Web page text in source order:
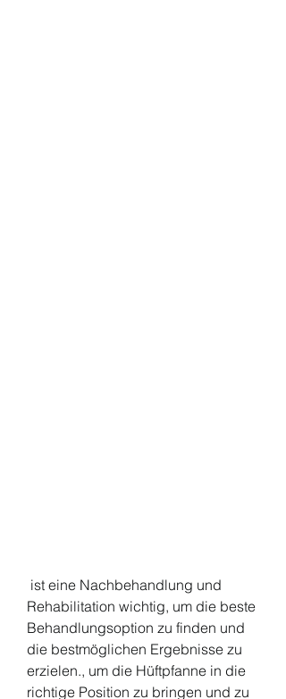
Rehabilitation wichtig, um die beste
Behandlungsoption zu finden und
die bestmöglichen Ergebnisse zu
erzielen., um die Hüftpfanne in die
richtige Position zu bringen und zu